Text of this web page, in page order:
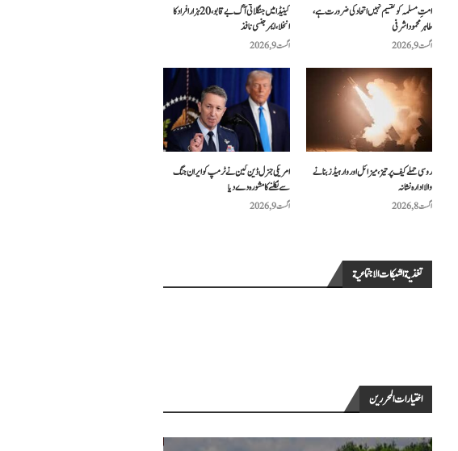
کینیڈا میں جنگلاتی آگ بے قابو، 20 ہزار افراد کا
انخلا، ایمرجنسی نافذ
اگست 9, 2026
امتِ مسلمہ کو تقسیم نہیں اتحاد کی ضرورت ہے،
طاہر محمود اشرفی
اگست 9, 2026
امریکی جنرل ڈین کین نے ٹرمپ کو ایران جنگ
سے نکلنے کا مشورہ دے دیا
اگست 9, 2026
روسی حملے کیف پر تیز، میزائل اور وار ہیڈز بنانے
والا ادارہ نشانہ
اگست 8, 2026
تغذية الشبكات الاجتماعية
اختيارات المحررين